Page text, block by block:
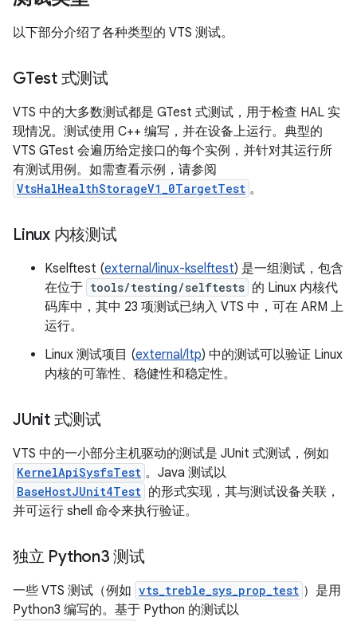
以下部分介绍了各种类型的 VTS 测试。
GTest 式测试
VTS 中的大多数测试都是 GTest 式测试，用于检查 HAL 实
现情况。测试使用 C++ 编写，并在设备上运行。典型的
VTS GTest 会遍历给定接口的每个实例，并针对其运行所
有测试用例。如需查看示例，请参阅
VtsHalHealthStorageV1_0TargetTest 。
Linux 内核测试
Kselftest (external/linux-kselftest) 是一组测试，包含
在位于 tools/testing/selftests 的 Linux 内核代
码库中，其中 23 项测试已纳入 VTS 中，可在 ARM 上
运行。
Linux 测试项目 (external/ltp) 中的测试可以验证 Linux
内核的可靠性、稳健性和稳定性。
JUnit 式测试
VTS 中的一小部分主机驱动的测试是 JUnit 式测试，例如
KernelApiSysfsTest 。Java 测试以
BaseHostJUnit4Test 的形式实现，其与测试设备关联，
并可运行 shell 命令来执行验证。
独立 Python3 测试
一些 VTS 测试（例如 vts_treble_sys_prop_test ）是用
Python3 编写的。基于 Python 的测试以